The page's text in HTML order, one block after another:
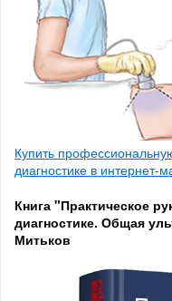
Купить
диагностике в интернет-
Книга "Практическое
диагностике. Общая
Митьков